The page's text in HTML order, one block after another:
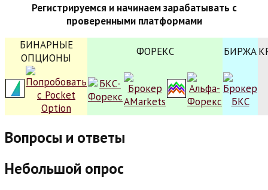
Регистрируемся и начинаем зарабатывать с
проверенными платформами
БИНАРНЫЕ
ОПЦИОНЫ
ФОРЕКС БИРЖА
Вопросы и ответы
Небольшой опрос